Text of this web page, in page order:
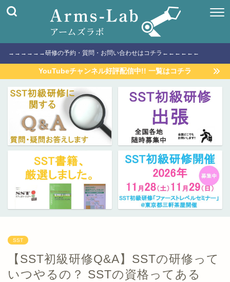
→→→→→→研修の予約・質問・お問い合わせはコチラ←←←←←←
YouTubeチャンネル好評配信中!! 一覧はコチラ
SST
【SST初級研修Q&A】SSTの研修って
いつやるの？ SSTの資格ってある